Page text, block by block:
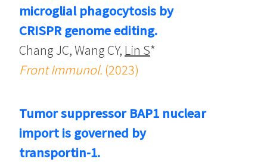
microglial phagocytosis by
CRISPR genome editing.
Chang JC, Wang CY, Lin S*
Front Immunol. (2023)
Tumor suppressor BAP1 nuclear
import is governed by
transportin-1.